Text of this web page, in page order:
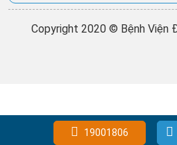
19001806
Copyright 2020 © Bệnh Viện